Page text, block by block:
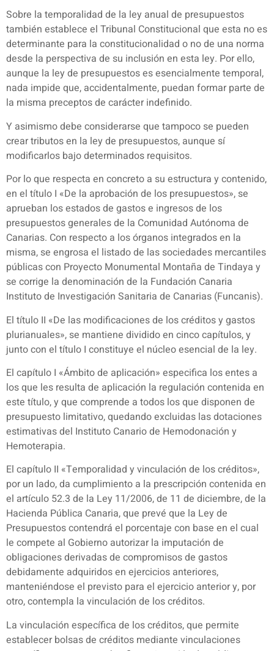
Sobre la temporalidad de la ley anual de presupuestos
también establece el Tribunal Constitucional que esta no es
determinante para la constitucionalidad o no de una norma
desde la perspectiva de su inclusión en esta ley. Por ello,
aunque la ley de presupuestos es esencialmente temporal,
nada impide que, accidentalmente, puedan formar parte de
la misma preceptos de carácter indefinido.
Y asimismo debe considerarse que tampoco se pueden
crear tributos en la ley de presupuestos, aunque sí
modificarlos bajo determinados requisitos.
Por lo que respecta en concreto a su estructura y contenido,
en el título I «De la aprobación de los presupuestos», se
aprueban los estados de gastos e ingresos de los
presupuestos generales de la Comunidad Autónoma de
Canarias. Con respecto a los órganos integrados en la
misma, se engrosa el listado de las sociedades mercantiles
públicas con Proyecto Monumental Montaña de Tindaya y
se corrige la denominación de la Fundación Canaria
Instituto de Investigación Sanitaria de Canarias (Funcanis).
El título II «De las modificaciones de los créditos y gastos
plurianuales», se mantiene dividido en cinco capítulos, y
junto con el título I constituye el núcleo esencial de la ley.
El capítulo I «Ámbito de aplicación» especifica los entes a
los que les resulta de aplicación la regulación contenida en
este título, y que comprende a todos los que disponen de
presupuesto limitativo, quedando excluidas las dotaciones
estimativas del Instituto Canario de Hemodonación y
Hemoterapia.
El capítulo II «Temporalidad y vinculación de los créditos»,
por un lado, da cumplimiento a la prescripción contenida en
el artículo 52.3 de la Ley 11/2006, de 11 de diciembre, de la
Hacienda Pública Canaria, que prevé que la Ley de
Presupuestos contendrá el porcentaje con base en el cual
le compete al Gobierno autorizar la imputación de
obligaciones derivadas de compromisos de gastos
debidamente adquiridos en ejercicios anteriores,
manteniéndose el previsto para el ejercicio anterior y, por
otro, contempla la vinculación de los créditos.
La vinculación específica de los créditos, que permite
establecer bolsas de créditos mediante vinculaciones